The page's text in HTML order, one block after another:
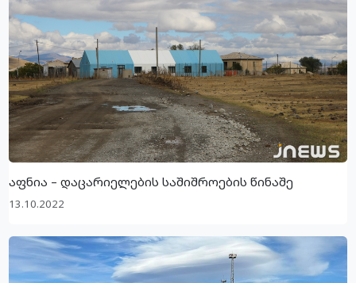
აფნია – დაცარიელების საშიშროების წინაშე
13.10.2022